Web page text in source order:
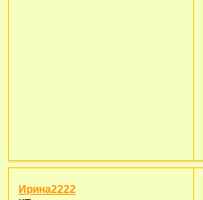
Ирина2222